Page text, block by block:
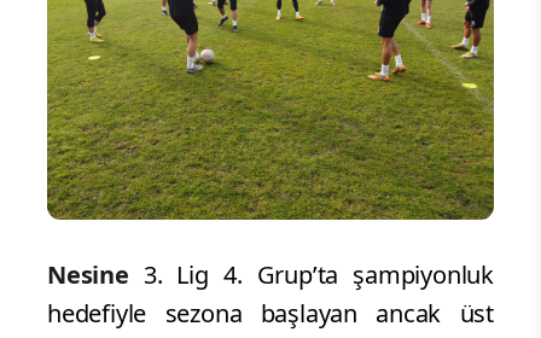
Nesine 3. Lig 4. Grup’ta şampiyonluk
hedefiyle sezona başlayan ancak üst